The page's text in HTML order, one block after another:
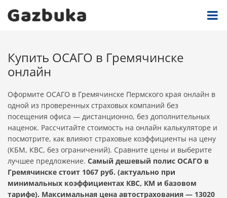
Купить ОСАГО в Гремячинске
онлайн
Оформите ОСАГО в Гремячинске Пермского края онлайн в
одной из проверенных страховых компаний без
посещения офиса — дистанционно, без дополнительных
наценок. Рассчитайте стоимость на онлайн калькуляторе и
посмотрите, как влияют страховые коэффициенты на цену
(КБМ, КВС, без ограничений). Сравните цены и выберите
лучшее предложение. Самый дешевый полис ОСАГО в
Гремячинске стоит 1067 руб. (актуально при
минимальных коэффициентах КВС, КМ и базовом
тарифе). Максимальная цена автострахования — 13020